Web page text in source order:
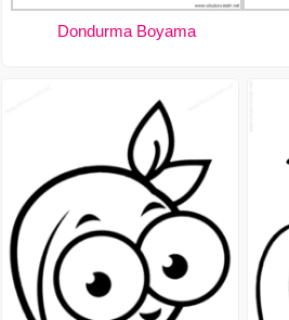
Dondurma Boyama